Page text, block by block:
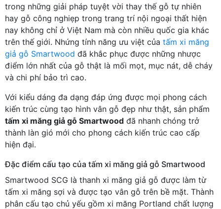
trong những giải pháp tuyệt vời thay thế gỗ tự nhiên
hay gỗ công nghiẹp trong trang trí nội ngoại thất hiện
nay không chỉ ở Việt Nam mà còn nhiều quốc gia khác
trên thế giới. Nhứng tính năng ưu việt của tấm xi măng
giả gỗ Smartwood đã khắc phục được những nhược
điểm lớn nhất của gỗ thật là mối mọt, mục nát, dễ cháy
và chi phí bảo trì cao.
Với kiểu dáng đa dạng đáp ứng được mọi phong cách
kiến trúc cùng tạo hình vân gỗ đẹp như thật, sản phẩm
tấm xi măng giả gỗ Smartwood đã nhanh chóng trở
thành làn gió mới cho phong cách kiến trúc cao cấp
hiện đại.
Đặc điểm cấu tạo của tấm xi măng giả gỗ Smartwood
Smartwood SCG là thanh xi măng giả gỗ được làm từ
tấm xi măng sợi và được tạo vân gỗ trên bề mặt. Thành
phân cấu tạo chủ yếu gồm xi măng Portland chất lượng